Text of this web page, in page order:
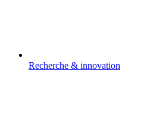
Recherche & innovation